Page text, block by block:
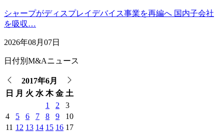
シャープがディスプレイデバイス事業を再編へ 国内子会社
を吸収…
2026年08月07日
日付別M&Aニュース
2017年6月
日
月 火 水 木 金 土
1
2
3
4
5 6 7 8 9
10
11 12 13 14 15 16 17